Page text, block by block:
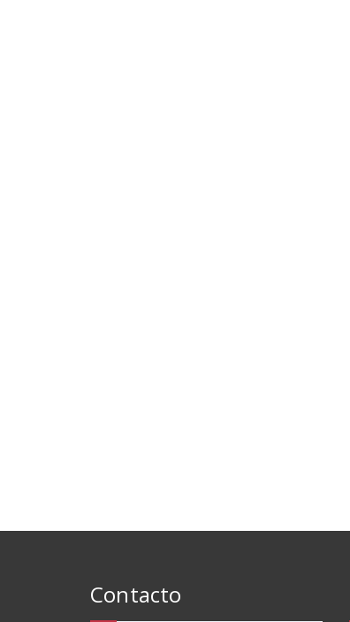
Contacto